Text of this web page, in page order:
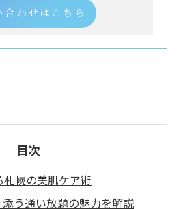
合わせはこちら
目次
幌の美肌ケア術
う通い放題の魅力を解説